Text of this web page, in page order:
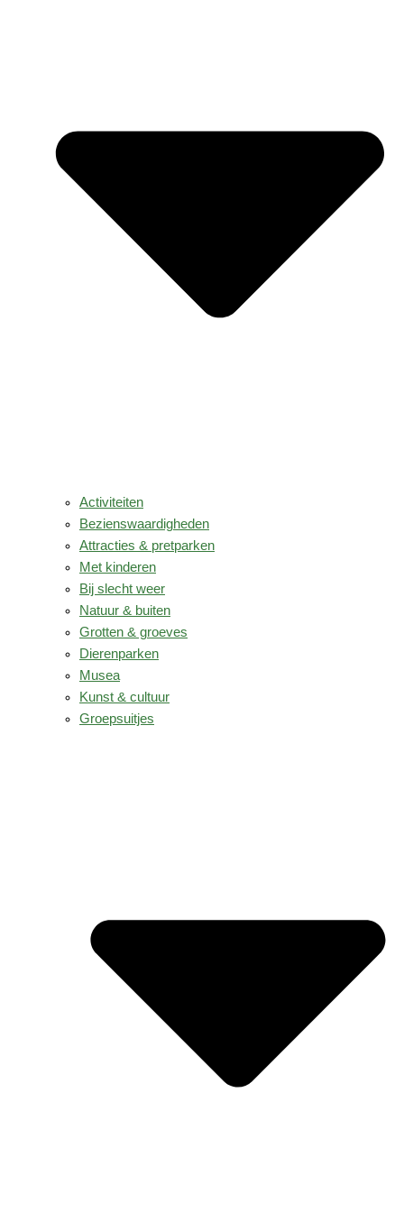
Activiteiten
Bezienswaardigheden
Attracties & pretparken
Met kinderen
Bij slecht weer
Natuur & buiten
Grotten & groeves
Dierenparken
Musea
Kunst & cultuur
Groepsuitjes